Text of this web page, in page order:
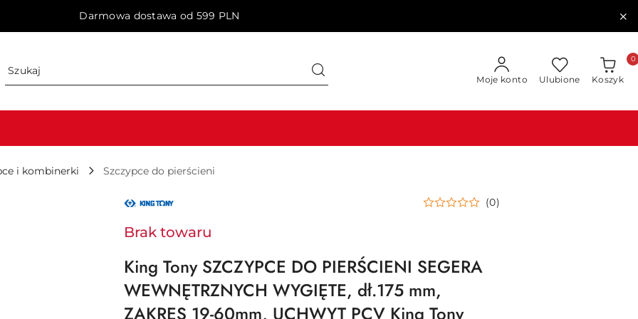
Darmowa dostawa od 599 PLN
Moje konto Ulubione Koszyk
0
i kombinerki Szczypce do pierścieni
NAZWA
PRODUCENTA:
TONY
(0)
Brak towaru
King Tony SZCZYPCE DO PIERŚCIENI SEGERA
WEWNĘTRZNYCH WYGIĘTE, dł.175 mm,
ZAKRES 19-60mm, UCHWYT PCV King Tony